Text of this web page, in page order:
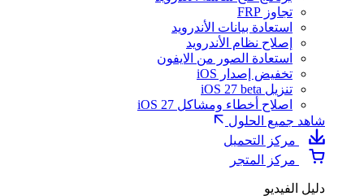
تجاوز FRP
استعادة بيانات الأندرويد
إصلاح نظام الأندرويد
استعادة الصور من الايفون
تخفيض إصدار iOS
تنزيل iOS 27 beta
اصلاح أخطاء ومشاكل iOS 27
شاهد جميع الحلول
مركز التحميل
مركز المتجر
دليل الفيديو